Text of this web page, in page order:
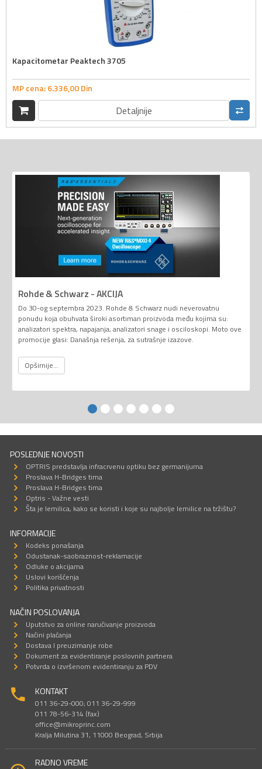
Kapacitometar Peaktech 3705
MP cena:6.336,00Din
Detaljnije
Rohde & Schwarz - AKCIJA
Do 30-og septembra 2023. Rohde & Schwarz nudi neverovatnu
ponudu koja obuhvata široki asortiman proizvoda među kojima su:
analizatori spektra, napajanja, analizatori snage i osciloskopi. Moto ove
promocije glasi: Današnja rešenja, za sutrašnje izazove.
Opširnije...
POSLEDNJE NOVOSTI
OPTRIS predstavlja infracrvenu optiku bez germanijuma
Proslava H-Bridges tima
Proslava H-Bridges tima
Optris - Važne vesti
Šta je lemilica, kako se koristi i koje su najbolje lemilice na tržištu?
INFORMACIJE
Kodeks ponašanja
Odustanak-saobraznost-reklamacije
Odluke o akcijama
Uslovi korišćenja
Politika privatnosti
NAČIN POSLOVANJA
Uputstvo za online naručivanje proizvoda
Načini plaćanja
Dostava I preuzimanje robe
Dokument za evidentiranje poslovnih partnera
Potvrda o izvršenom evidentiranju za PDV
KONTAKT
011 36-29-000; 011 36-29-999
011 78-56-314 (fax)
office@mikroprinc.com
Kralja Milutina 31, 11000 Beograd, Srbija
RADNO VREME